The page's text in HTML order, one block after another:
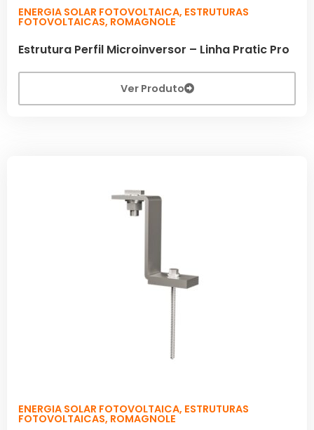
ENERGIA SOLAR FOTOVOLTAICA, ESTRUTURAS
FOTOVOLTAICAS, ROMAGNOLE
Estrutura Perfil Microinversor – Linha Pratic Pro
Ver Produto
ENERGIA SOLAR FOTOVOLTAICA, ESTRUTURAS
FOTOVOLTAICAS, ROMAGNOLE